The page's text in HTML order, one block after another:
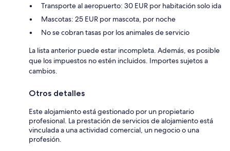
Transporte al aeropuerto: 30 EUR por habitación solo ida
Mascotas: 25 EUR por mascota, por noche
No se cobran tasas por los animales de servicio
La lista anterior puede estar incompleta. Además, es posible
que los impuestos no estén incluidos. Importes sujetos a
cambios.
Otros detalles
Este alojamiento está gestionado por un propietario
profesional. La prestación de servicios de alojamiento está
vinculada a una actividad comercial, un negocio o una
profesión.